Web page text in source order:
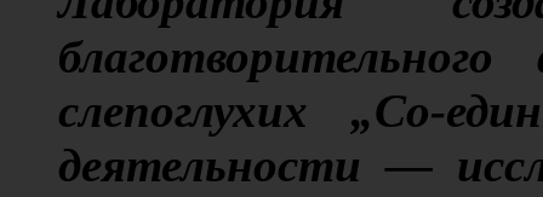
слепоглухих „Со-
деятельности —